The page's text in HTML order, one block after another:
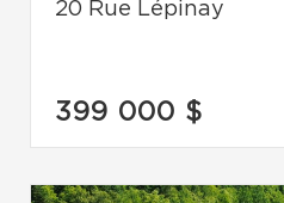
20 Rue Lépinay
399 000 $